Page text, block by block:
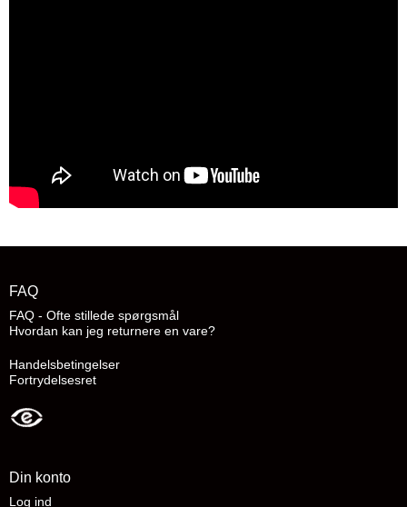
FAQ
FAQ - Ofte stillede spørgsmål
Hvordan kan jeg returnere en vare?
Handelsbetingelser
Fortrydelsesret
Din konto
Log ind